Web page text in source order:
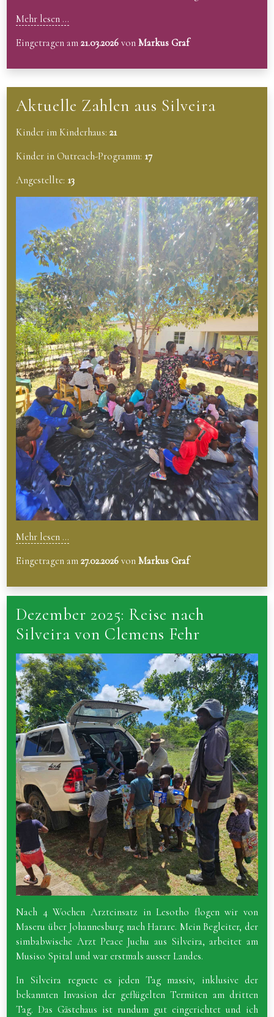
Mehr lesen ...
Eingetragen am21.03.2026 vonMarkus Graf
Aktuelle Zahlen aus Silveira
Kinder im Kinderhaus:21
Kinder in Outreach-Programm: 17
Angestellte: 13
Mehr lesen ...
Eingetragen am27.02.2026 vonMarkus Graf
Dezember 2025: Reise nach
Silveira von Clemens Fehr
Nach 4 Wochen Arzteinsatz in Lesotho flogen wir von
Maseru über Johannesburg nach Harare. Mein Begleiter, der
simbabwische Arzt Peace Juchu aus Silveira, arbeitet am
Musiso Spital und war erstmals ausser Landes.
In Silveira regnete es jeden Tag massiv, inklusive der
bekannten Invasion der geflügelten Termiten am dritten
Tag. Das Gästehaus ist rundum gut eingerichtet und ich